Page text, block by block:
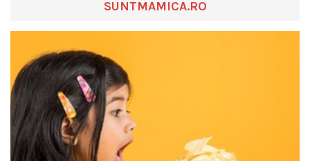
SUNTMAMICA.RO